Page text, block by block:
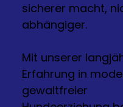
sicherer macht,
abhängiger.
Mit unserer
Erfahrung in
gewaltfreier